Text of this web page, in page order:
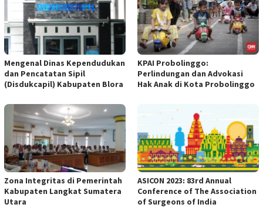
Mengenal Dinas Kependudukan
dan Pencatatan Sipil
(Disdukcapil) Kabupaten Blora
KPAI Probolinggo:
Perlindungan dan Advokasi
Hak Anak di Kota Probolinggo
Zona Integritas di Pemerintah
Kabupaten Langkat Sumatera
Utara
ASICON 2023: 83rd Annual
Conference of The Association
of Surgeons of India